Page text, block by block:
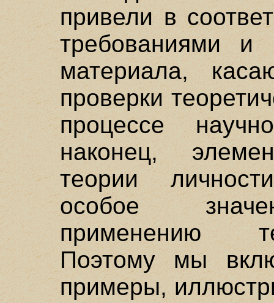
привели в
требованиями и
материала,
проверки
процессе
наконец,
теории
особое
применению
Поэтому мы
примеры,